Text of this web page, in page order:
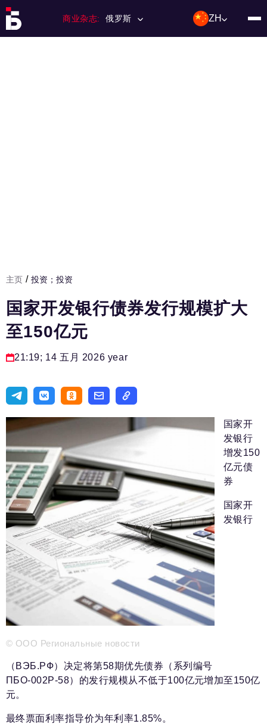
商业杂志: 俄罗斯 ZH
人力资源部
房间人
法律实务
旅游业
进口替代
国防工业
专家
编辑部的电话号码:+7 495 727-01-67
编辑电子邮件:
新闻部
info@business-magazine.online
广告部
reklama@business-magazine.online
发行部/编辑订阅
podpiska@business-magazine.online
合作伙伴关系部
partner@business-magazine.online
主页 / 投资；投资
国家开发银行债券发行规模扩大
至150亿元
21:19; 14 五月 2026 year
© ООО Региональные новости
国家开
发银行
增发150
亿元债
券
国家开
发银行
（ВЭБ.РФ）决定将第58期优先债券（系列编号
ПБО-002Р-58）的发行规模从不低于100亿元增加至150亿
元。
最终票面利率指导价为年利率1.85%。